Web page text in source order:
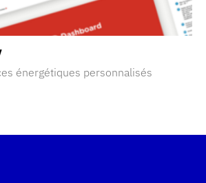
énergétiques personnalisés